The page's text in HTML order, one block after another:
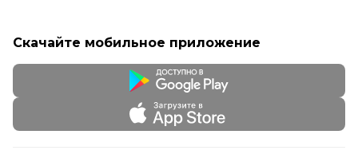
Скачайте мобильное приложение